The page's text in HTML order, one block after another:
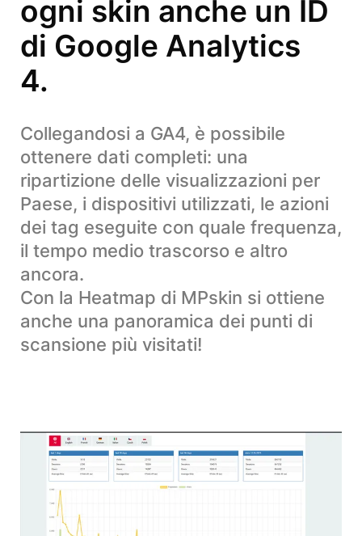
ogni skin anche un ID
di Google Analytics
4.
Collegandosi a GA4, è possibile
ottenere dati completi: una
ripartizione delle visualizzazioni per
Paese, i dispositivi utilizzati, le azioni
dei tag eseguite con quale frequenza,
il tempo medio trascorso e altro
ancora.
Con la Heatmap di MPskin si ottiene
anche una panoramica dei punti di
scansione più visitati!